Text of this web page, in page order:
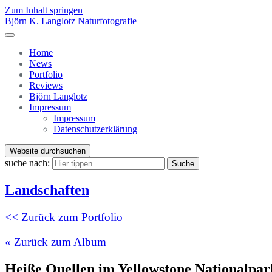
Zum Inhalt springen
Björn K. Langlotz Naturfotografie
Home
News
Portfolio
Reviews
Björn Langlotz
Impressum
Impressum
Datenschutzerklärung
Website durchsuchen
suche nach: Suche
Landschaften
<< Zurück zum Portfolio
« Zurück zum Album